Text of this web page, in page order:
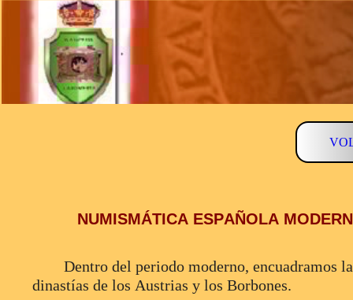
NUMISMÁTICA ESPAÑOLA
Dentro del periodo moderno, encuadramos
dinastías de los Austrias y los Borbones.